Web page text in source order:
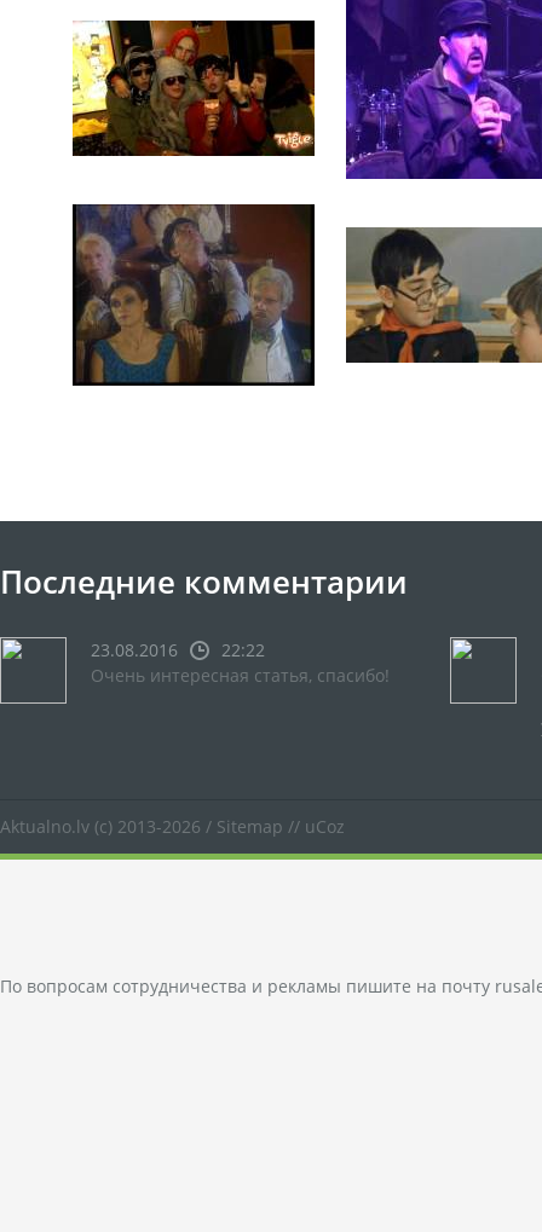
Последние комментарии
23.08.2016
22:22
Очень интересная статья, спасибо!
Aktualno.lv (c) 2013-2026 / Sitemap // uCoz
По вопросам сотрудничества и рекламы пишите на почту